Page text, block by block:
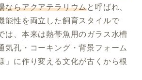
ならアクアテラリウムと呼ばれ、
能性を両立した飼育スタイルで
は、本来は熱帯魚用のガラス水槽
気孔・コーキング・背景フォーム
」に作り変える文化が古くから根